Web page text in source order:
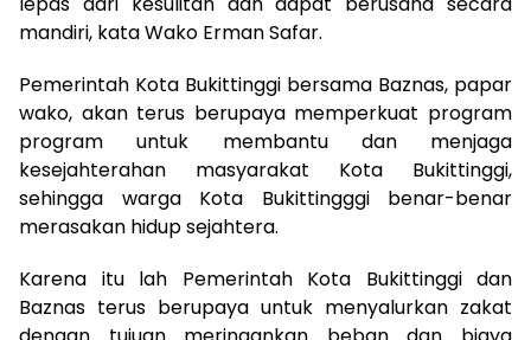
mandiri, kata Wako Erman Safar.
Pemerintah Kota Bukittinggi bersama Baznas, papar
wako, akan terus berupaya memperkuat program
program untuk membantu dan menjaga
kesejahterahan masyarakat Kota Bukittinggi,
sehingga warga Kota Bukittingggi benar-benar
merasakan hidup sejahtera.
Karena itu lah Pemerintah Kota Bukittinggi dan
Baznas terus berupaya untuk menyalurkan zakat